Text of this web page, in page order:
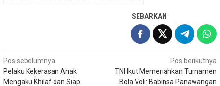
SEBARKAN
Navigasi
pos
Pos sebelumnya
Pelaku Kekerasan Anak
Mengaku Khilaf dan Siap
Pos berikutnya
TNI Ikut Memeriahkan Turnamen
Bola Voli: Babinsa Panawangan